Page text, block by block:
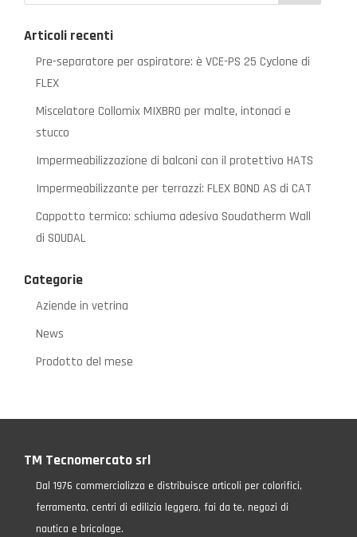
Articoli recenti
Pre-separatore per aspiratore: è VCE-PS 25 Cyclone di
FLEX
Miscelatore Collomix MIXBRO per malte, intonaci e
stucco
Impermeabilizzazione di balconi con il protettivo HATS
Impermeabilizzante per terrazzi: FLEX BOND AS di CAT
Cappotto termico: schiuma adesiva Soudatherm Wall
di SOUDAL
Categorie
Aziende in vetrina
News
Prodotto del mese
TM Tecnomercato srl
Dal 1976 commercializza e distribuisce articoli per colorifici,
ferramenta, centri di edilizia leggera, fai da te, negozi di
nautica e bricolage.